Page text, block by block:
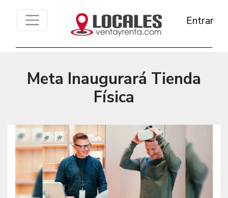
Entrar
Meta Inaugurará Tienda
Física